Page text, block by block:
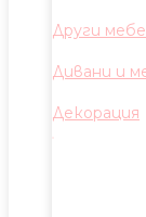
Други
Дивани и
Декорация